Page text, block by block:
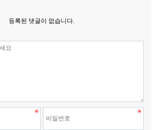
등록된 댓글이 없습니다.